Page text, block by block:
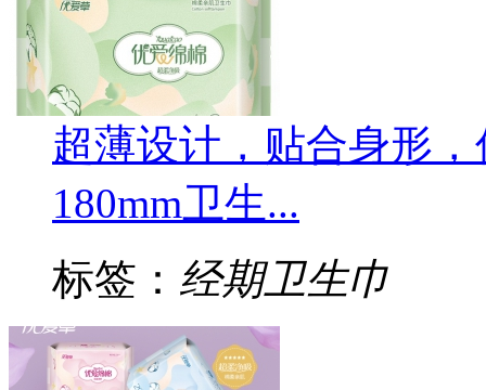
超薄设计，贴合身形
180mm卫生...
标签： 经期卫生巾